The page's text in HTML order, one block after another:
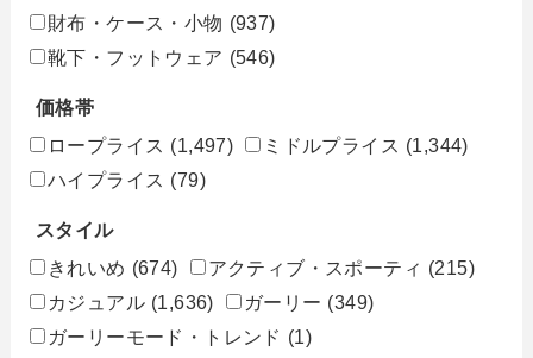
財布・ケース・小物 (937)
靴下・フットウェア (546)
価格帯
ロープライス (1,497) ミドルプライス (1,344)
ハイプライス (79)
スタイル
きれいめ (674) アクティブ・スポーティ (215)
カジュアル (1,636) ガーリー (349)
ガーリーモード・トレンド (1)